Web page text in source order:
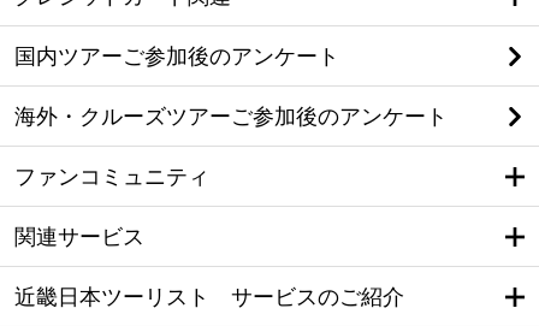
国内ツアーご参加後のアンケート
海外・クルーズツアーご参加後のアンケート
ファンコミュニティ
関連サービス
近畿日本ツーリスト サービスのご紹介